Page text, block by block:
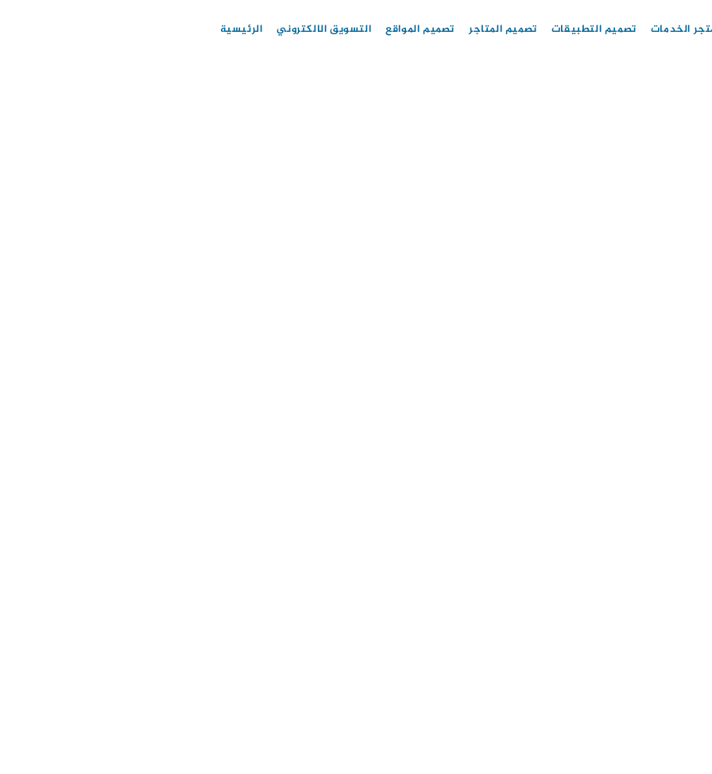
الرئيسية التسويق الالكتروني تصميم المواقع تصميم المتاجر تصميم التطبيقات الخدمات